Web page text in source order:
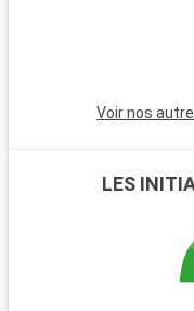
Voir nos
LES